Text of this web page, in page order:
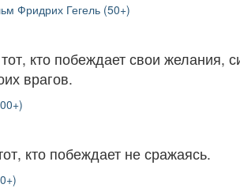
Фридрих Гегель (50+)
кто побеждает свои желания,
врагов.
кто побеждает не сражаясь.